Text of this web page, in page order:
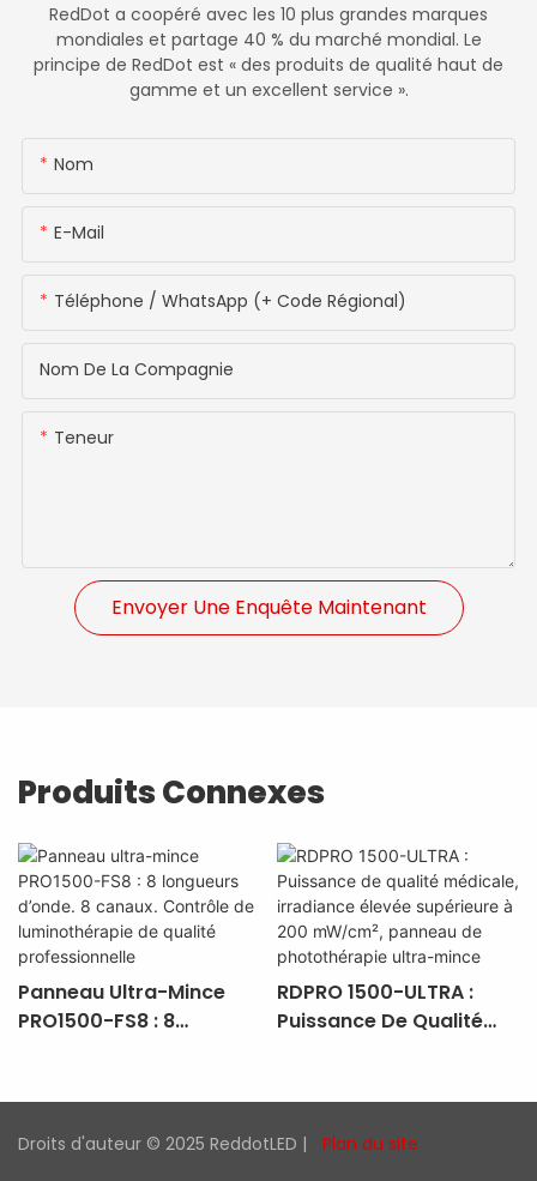
RedDot a coopéré avec les 10 plus grandes marques
mondiales et partage 40 % du marché mondial. Le
principe de RedDot est « des produits de qualité haut de
gamme et un excellent service ».
Nom
E-Mail
Téléphone / WhatsApp (+ Code Régional)
Nom De La Compagnie
Teneur
Envoyer Une Enquête Maintenant
Produits Connexes
Panneau Ultra-Mince
PRO1500-FS8 : 8
Luminothérapie De
Qualité Professionnelle
RDPRO 1500-ULTRA :
Puissance De Qualité
200 MW/cm², Panneau
De Photothérapie Ultra-
Droits d'auteur © 2025 ReddotLED | Plan du site